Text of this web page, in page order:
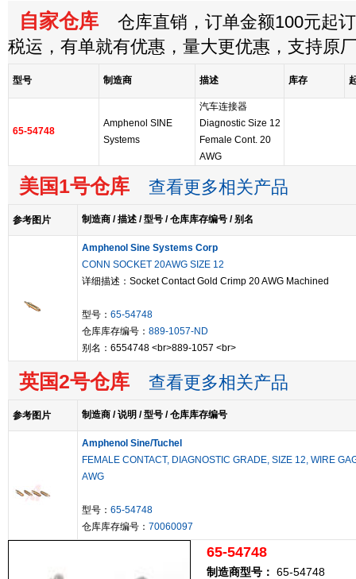
自家仓库 仓库直销，订单金额100元起
税运，有单就有优惠，量大更优惠，支持原
型号 制造商 描述 库存
65-54748
Amphenol SINE
Systems
汽车连接器
Diagnostic Size 12
Female Cont. 20
AWG
美国1号仓库 查看更多相关产品
参考图片 制造商 / 描述 / 型号 / 仓库库存编号 / 别名
Amphenol Sine Systems Corp
CONN SOCKET 20AWG SIZE 12
详细描述：Socket Contact Gold Crimp 20 AWG Machined
型号： 65-54748
仓库库存编号： 889-1057-ND
别名：6554748 <br>889-1057 <br>
英国2号仓库 查看更多相关产品
参考图片 制造商 / 说明 / 型号 / 仓库库存编号
Amphenol Sine/Tuchel
FEMALE CONTACT, DIAGNOSTIC GRADE, SIZE 12, WIRE
AWG
型号： 65-54748
仓库库存编号： 70060097
65-54748
制造商型号： 65-54748